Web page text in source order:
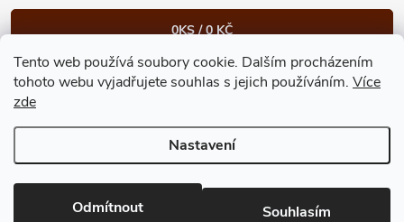
Tento web používá soubory cookie. Dalším procházením
tohoto webu vyjadřujete souhlas s jejich používáním. Více
zde
Nastavení
Odmítnout Souhlasím
0KS /0 KČ
Heureka.cz Facebook Instagram Bonvolo - přidej se taky
Vytvořil Shoptet Premium
GastroKlub.cz. Všechna práva vyhrazena.
nastavení cookies